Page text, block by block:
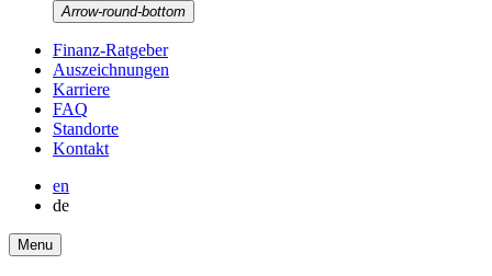
Arrow-round-bottom
Finanz-Ratgeber
Auszeich­nungen
Karriere
FAQ
Stand­orte
Kontakt
en
de
Menu